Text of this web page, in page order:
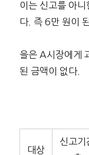
이는 신고를 아
다. 즉 6만 원이
을은 A시장에게
된 금액이 없다.
대상
신고기